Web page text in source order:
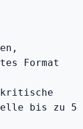
Format
kritische
bis zu 5